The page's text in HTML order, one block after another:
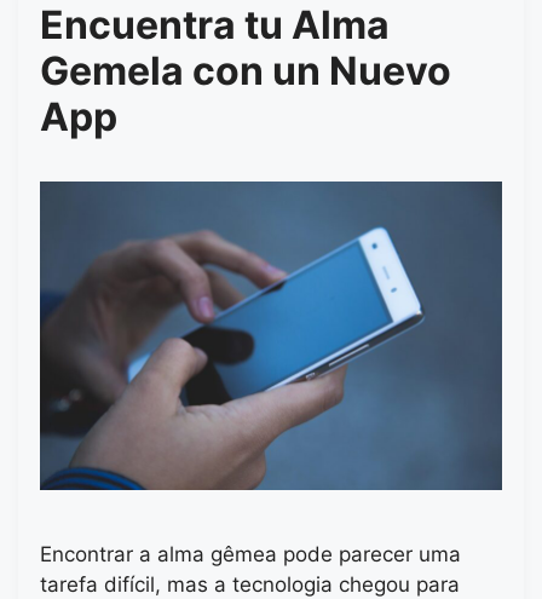
Encuentra tu Alma
Gemela con un Nuevo
App
Encontrar a alma gêmea pode parecer uma
tarefa difícil, mas a tecnologia chegou para